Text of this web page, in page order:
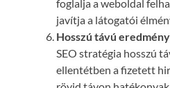
foglalja a weboldal
javítja a látogatói
Hosszú távú
SEO stratégia hosszú
ellentétben a fizetett